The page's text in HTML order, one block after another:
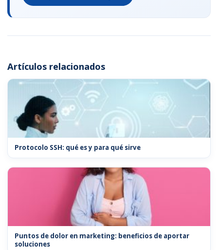
Artículos relacionados
Protocolo SSH: qué es y para qué sirve
Puntos de dolor en marketing: beneficios de aportar
soluciones